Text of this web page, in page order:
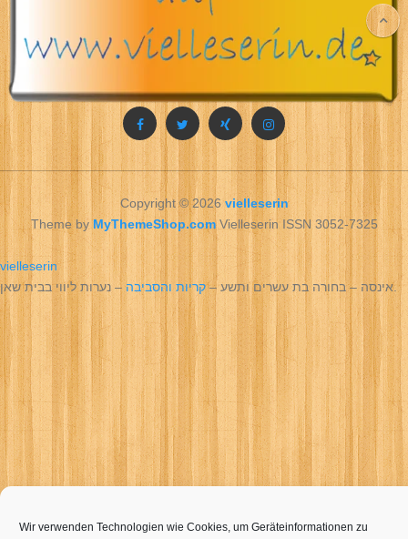
Copyright © 2026vielleserin
Theme by MyThemeShop.comVielleserin ISSN 3052-7325
vielleserin
Wir verwenden Technologien wie Cookies, um Geräteinformationen zu
אינסה – בחורה בת עשרים ותשע –קריות והסביבה – נערות ליווי בבית שאן.